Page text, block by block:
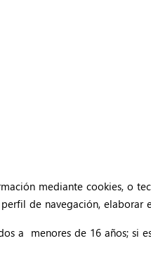
mediante cookies, o
de navegación, elaborar
a menores de 16 años; si